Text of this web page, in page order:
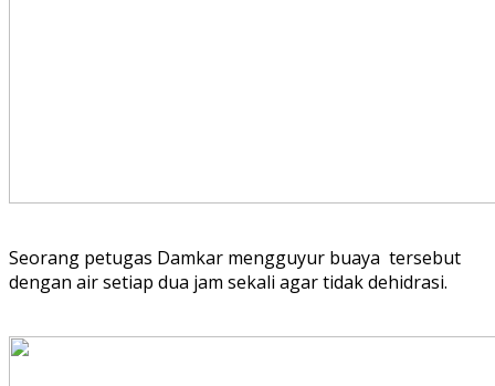
Seorang petugas Damkar mengguyur buaya tersebut
dengan air setiap dua jam sekali agar tidak dehidrasi.